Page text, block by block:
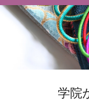
学院